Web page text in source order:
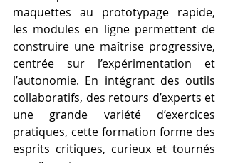
maquettes au prototypage rapide,
les modules en ligne permettent de
construire une maîtrise progressive,
centrée sur l’expérimentation et
l’autonomie. En intégrant des outils
collaboratifs, des retours d’experts et
une grande variété d’exercices
pratiques, cette formation forme des
esprits critiques, curieux et tournés